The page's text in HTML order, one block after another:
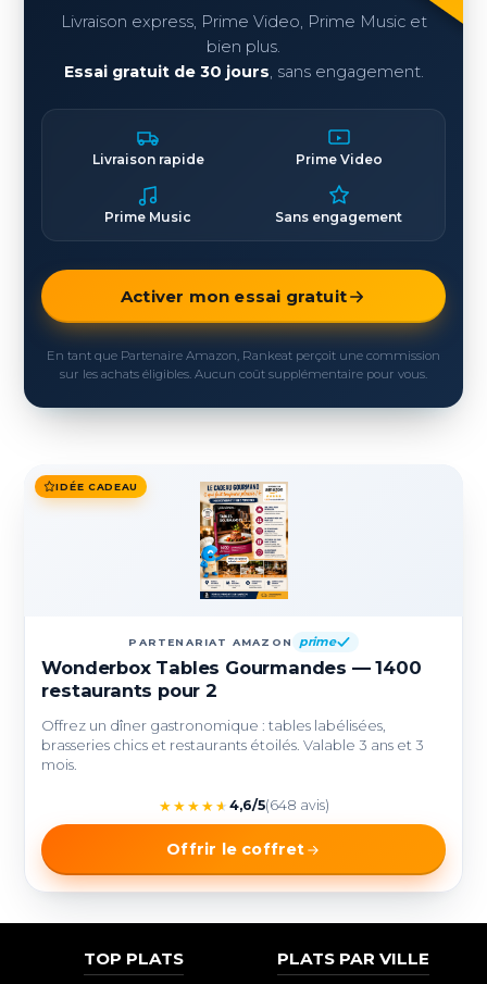
Livraison express, Prime Video, Prime Music et
bien plus.
Essai gratuit de 30 jours, sans engagement.
Livraison rapide Prime Video
Prime Music Sans engagement
Activer mon essai gratuit
En tant que Partenaire Amazon, Rankeat perçoit une commission
sur les achats éligibles. Aucun coût supplémentaire pour vous.
IDÉE CADEAU
PARTENARIAT AMAZON prime
Wonderbox Tables Gourmandes — 1400
restaurants pour 2
Offrez un dîner gastronomique : tables labélisées,
brasseries chics et restaurants étoilés. Valable 3 ans et 3
mois.
★★★★★ 4,6/5(648 avis)
Offrir le coffret
TOP PLATS PLATS PAR VILLE